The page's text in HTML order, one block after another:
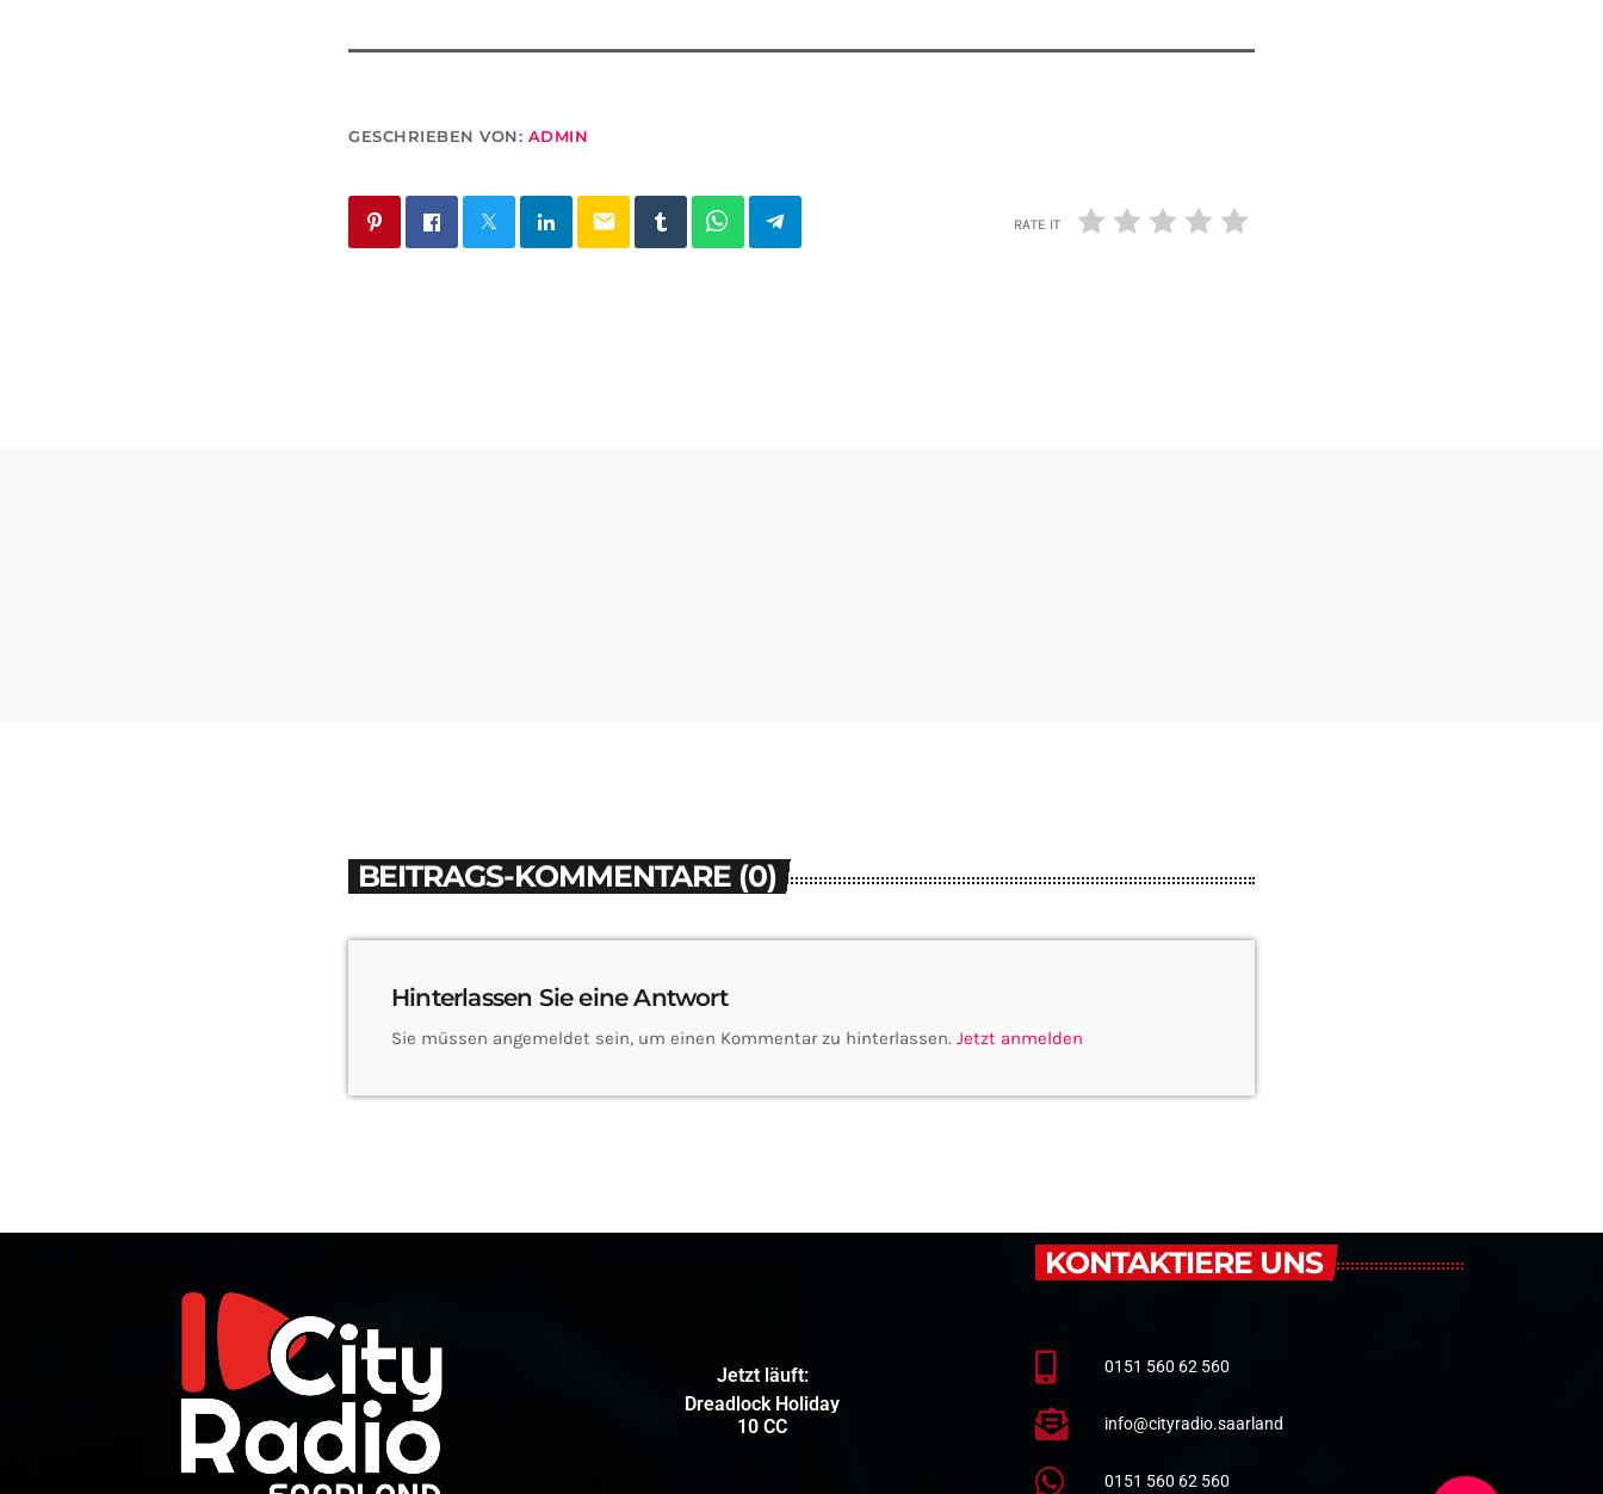
GESCHRIEBEN VON: ADMIN
email RATE IT
BEITRAGS-KOMMENTARE (0)
Hinterlassen Sie eine Antwort
Sie müssen angemeldet sein, um einen Kommentar zu hinterlassen. Jetzt anmelden
Jetzt läuft:
Dreadlock Holiday
10 CC
KONTAKTIERE UNS
0151 560 62 560
info@cityradio.saarland
0151 560 62 560